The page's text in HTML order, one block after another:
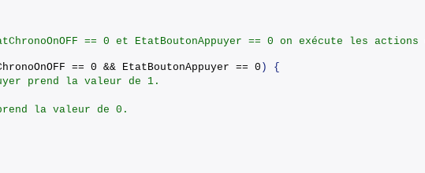
== 0 et EtatBoutonAppuyer == 0 on exécute les actions
== 0 && EtatBoutonAppuyer == 0 )
{
prend la valeur de 1.
la valeur de 0.